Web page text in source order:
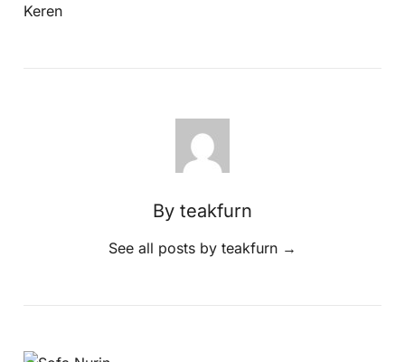
Keren
By teakfurn
See all posts by teakfurn →